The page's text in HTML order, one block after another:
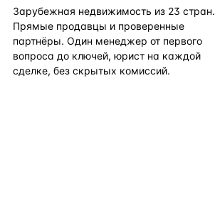
Зарубежная недвижимость из 23 стран.
Прямые продавцы и проверенные
партнёры. Один менеджер от первого
вопроса до ключей, юрист на каждой
сделке, без скрытых комиссий.